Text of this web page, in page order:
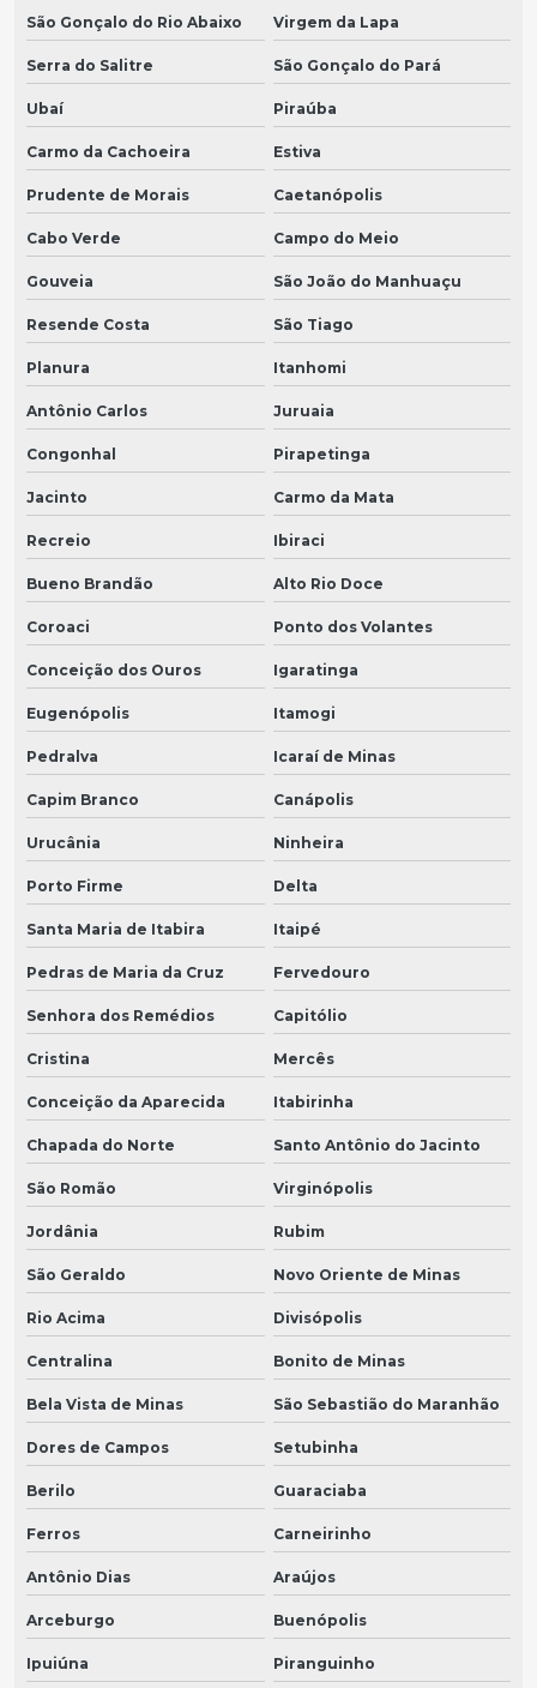
São Gonçalo do Rio Abaixo Virgem da Lapa
Serra do Salitre São Gonçalo do Pará
Ubaí Piraúba
Carmo da Cachoeira Estiva
Prudente de Morais Caetanópolis
Cabo Verde Campo do Meio
Gouveia São João do Manhuaçu
Resende Costa São Tiago
Planura Itanhomi
Antônio Carlos Juruaia
Congonhal Pirapetinga
Jacinto Carmo da Mata
Recreio Ibiraci
Bueno Brandão Alto Rio Doce
Coroaci Ponto dos Volantes
Conceição dos Ouros Igaratinga
Eugenópolis Itamogi
Pedralva Icaraí de Minas
Capim Branco Canápolis
Urucânia Ninheira
Porto Firme Delta
Santa Maria de Itabira Itaipé
Pedras de Maria da Cruz Fervedouro
Senhora dos Remédios Capitólio
Cristina Mercês
Conceição da Aparecida Itabirinha
Chapada do Norte Santo Antônio do Jacinto
São Romão Virginópolis
Jordânia Rubim
São Geraldo Novo Oriente de Minas
Rio Acima Divisópolis
Centralina Bonito de Minas
Bela Vista de Minas São Sebastião do Maranhão
Dores de Campos Setubinha
Berilo Guaraciaba
Ferros Carneirinho
Antônio Dias Araújos
Arceburgo Buenópolis
Ipuiúna Piranguinho